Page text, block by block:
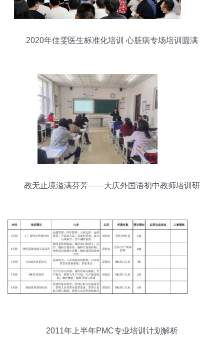
2020年佳雯医生标准化培训 心脏病专场培训圆满
教无止境溢满芬芳——大庆外国语初中教师培训研
2011年上半年PMC专业培训计划解析